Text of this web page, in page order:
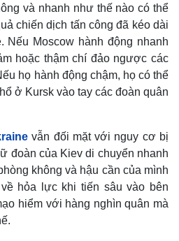
và nhanh như thế nào có thể
chiến dịch tấn công đã kéo dài
Nếu Moscow hành động nhanh
hoặc thậm chí đảo ngược các
họ hành động chậm, họ có thể
ở Kursk vào tay các đoàn quân
vẫn đối mặt với nguy cơ bị
đoàn của Kiev di chuyển nhanh
không và hậu cần của mình
hỏa lực khi tiến sâu vào bên
hiểm với hàng nghìn quân mà